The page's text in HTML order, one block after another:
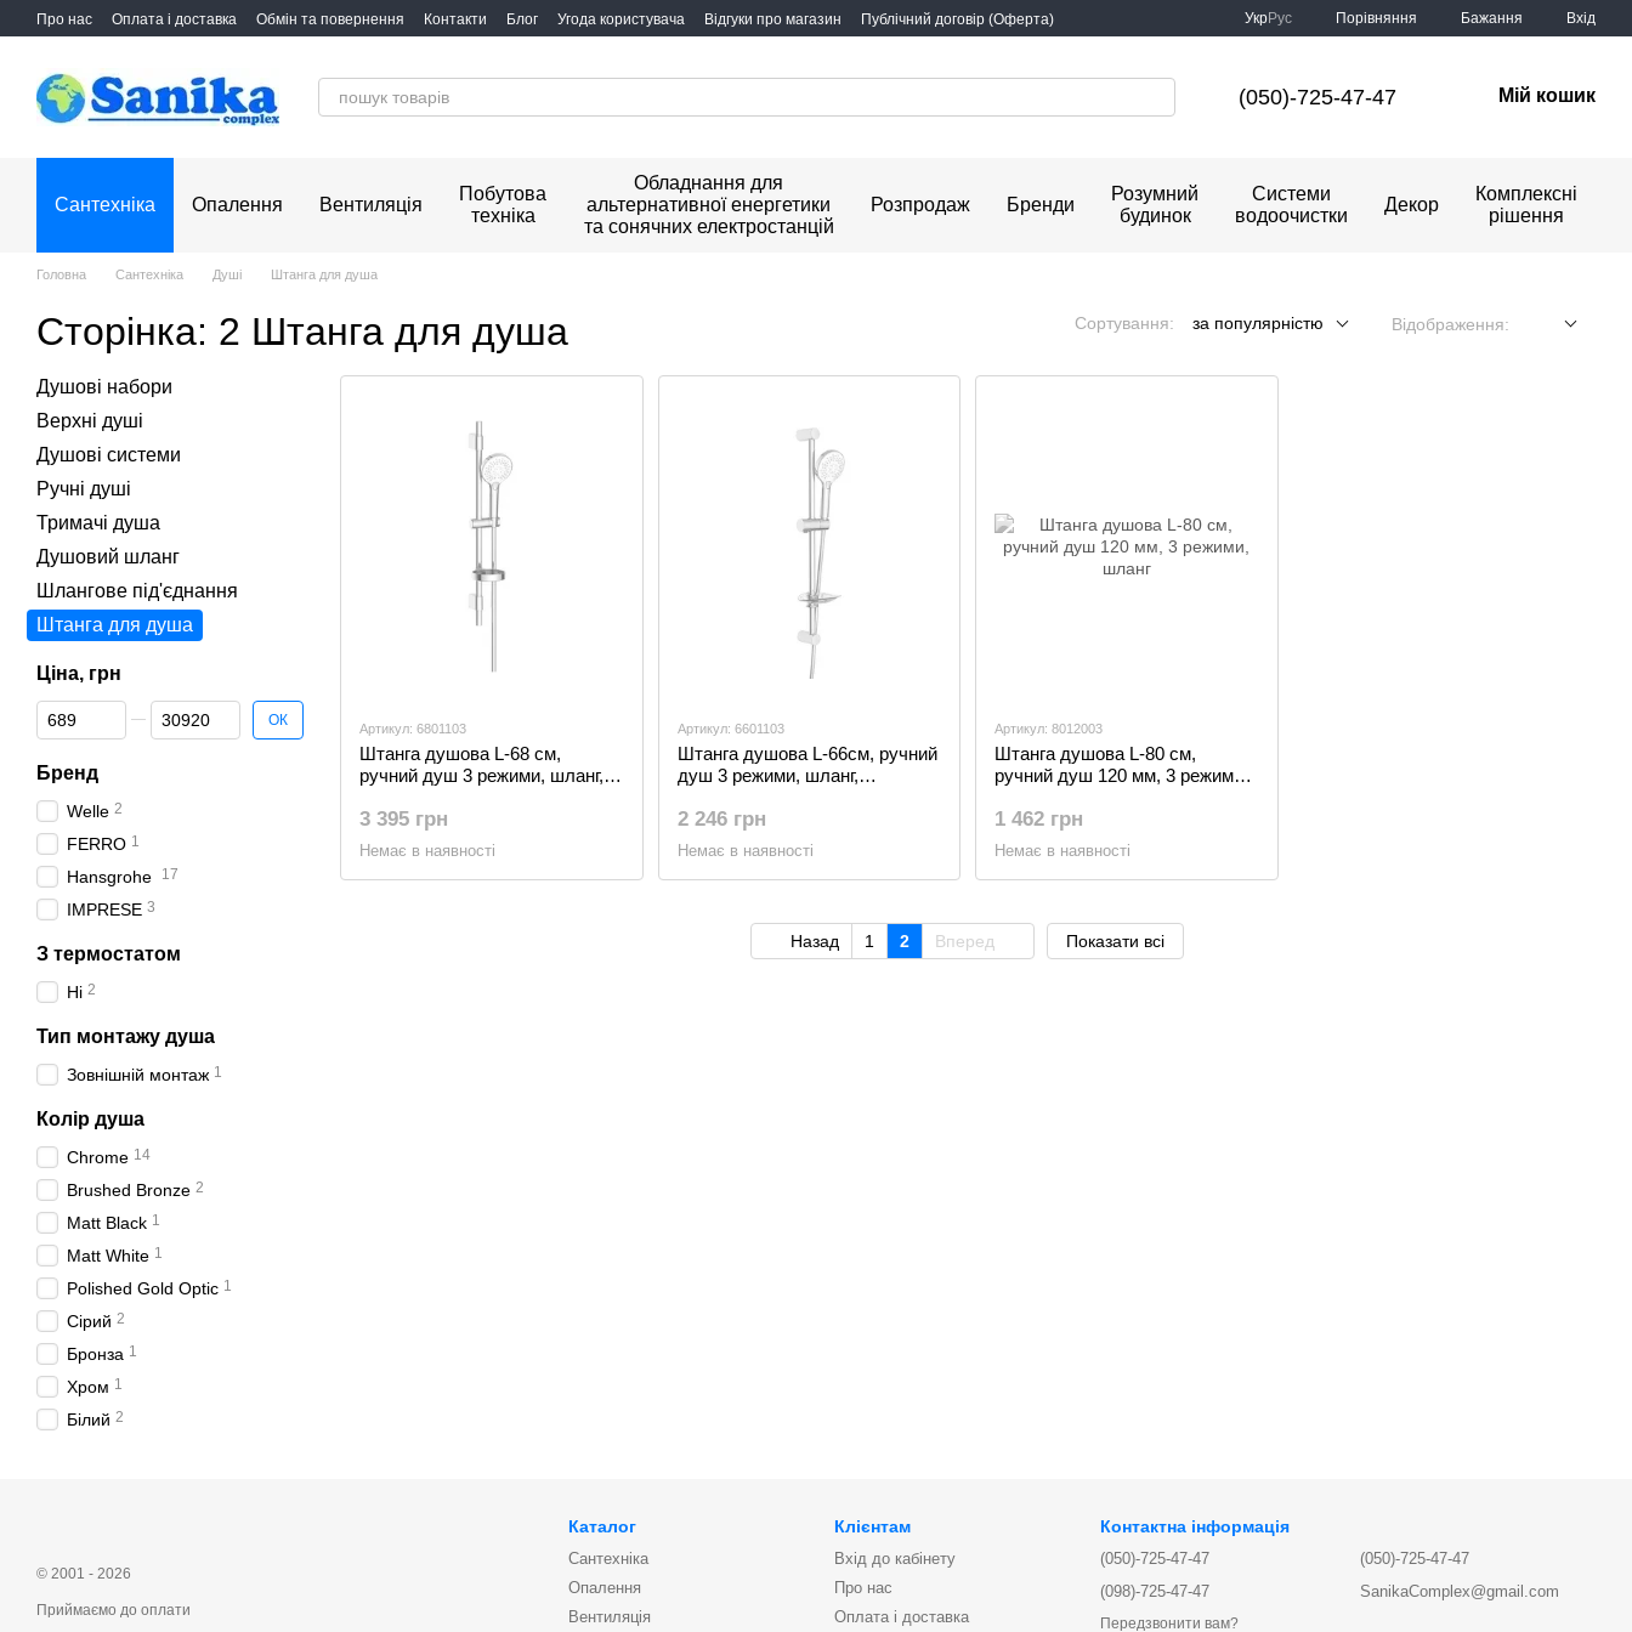
Перейти до основного контенту
Про нас Оплата і доставка Обмін та повернення Контакти Блог Угода користувача Відгуки про магазин Публічний договір (Оферта) УкрРус Порівняння Бажання Вхід
(050)-725-47-47 Мій кошик
Сантехніка Опалення Вентиляція
Побутова
техніка
Обладнання для
альтернативної енергетики
та сонячних електростанцій
Розпродаж Бренди
Розумний
будинок
Системи
водоочистки
Декор
Комплексні
рішення
Головна Сантехніка Душі Штанга для душа
Сторінка: 2 Штанга для душа Сортування: за популярністю Відображення:
Артикул: 6801103
Штанга душова L-68 см,
ручний душ 3 режими, шланг,
3 395 грн
Немає в наявності
Артикул: 6601103
Штанга душова L-66см, ручний
душ 3 режими, шланг,
2 246 грн
Немає в наявності
Артикул: 8012003
Штанга душова L-80 см,
ручний душ 120 мм, 3 режими,
1 462 грн
Немає в наявності
Назад 1 2 Вперед Показати всі
Душові набори
Верхні душі
Душові системи
Ручні душі
Тримачі душа
Душовий шланг
Шлангове під'єднання
Штанга для душа
Ціна, грн
Від Ціна, грн
До Ціна, грн ОК
Бренд
Welle 2
FERRO 1
Hansgrohe 17
IMPRESE 3
З термостатом
Ні 2
Тип монтажу душа
Зовнішній монтаж 1
Колір душа
Chrome 14
Brushed Bronze 2
Matt Black 1
Matt White 1
Polished Gold Optic 1
Сірий 2
Бронза 1
Хром 1
Білий 2
© 2001 - 2026
Приймаємо до оплати
Каталог
Сантехніка
Опалення
Вентиляція
Клієнтам
Вхід до кабінету
Про нас
Оплата і доставка
Контактна інформація
(050)-725-47-47
(098)-725-47-47
Передзвонити вам?
(050)-725-47-47
SanikaComplex@gmail.com